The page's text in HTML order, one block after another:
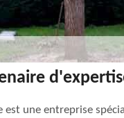
est une entreprise